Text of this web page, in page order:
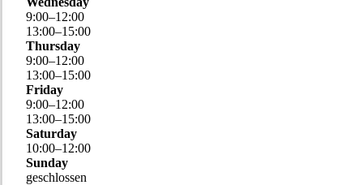
9:00–12:00
13:00–15:00
Thursday
9:00–12:00
13:00–15:00
Friday
9:00–12:00
13:00–15:00
Saturday
10:00–12:00
Sunday
geschlossen